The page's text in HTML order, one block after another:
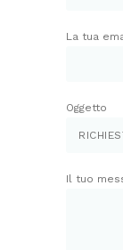
La tua
Oggetto
Il tuo